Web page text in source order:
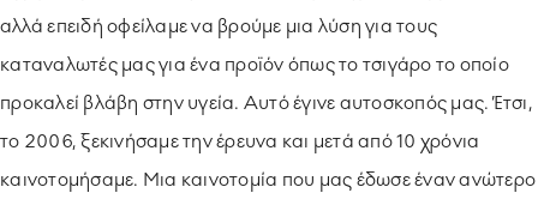
αλλά επειδή οφείλαμε να βρούμε μια λύση για τους
καταναλωτές μας για ένα προϊόν όπως το τσιγάρο το οποίο
προκαλεί βλάβη στην υγεία. Αυτό έγινε αυτοσκοπός μας. Έτσι,
το 2006, ξεκινήσαμε την έρευνα και μετά από 10 χρόνια
καινοτομήσαμε. Μια καινοτομία που μας έδωσε έναν ανώτερο